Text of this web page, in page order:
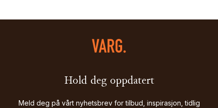
Hold deg oppdatert
Meld deg på vårt nyhetsbrev for tilbud, inspirasjon, tidlig